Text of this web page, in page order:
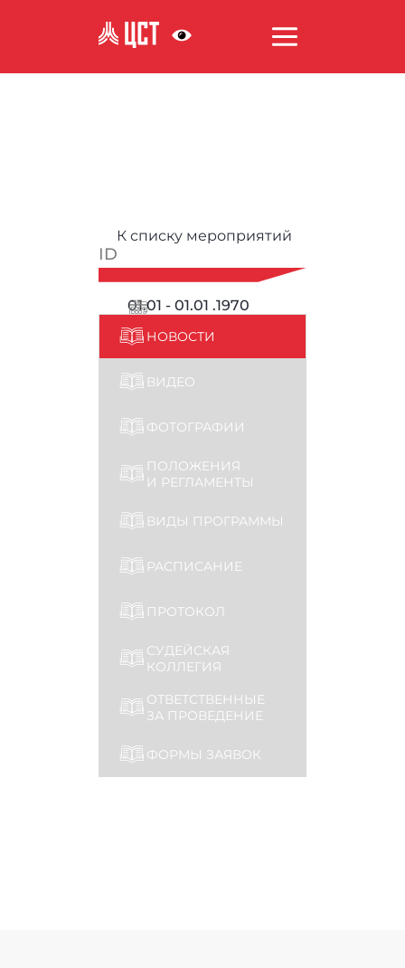
К списку мероприятий
ID
01.01 - 01.01 .1970
НОВОСТИ
ВИДЕО
ФОТОГРАФИИ
ПОЛОЖЕНИЯ
И РЕГЛАМЕНТЫ
ВИДЫ ПРОГРАММЫ
РАСПИСАНИЕ
ПРОТОКОЛ
СУДЕЙСКАЯ
КОЛЛЕГИЯ
ОТВЕТСТВЕННЫЕ
ЗА ПРОВЕДЕНИЕ
ФОРМЫ ЗАЯВОК